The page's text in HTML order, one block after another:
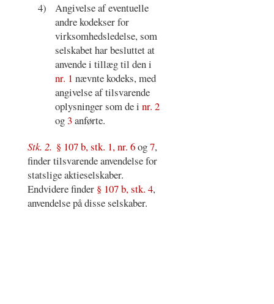
4)
Angivelse af eventuelle
andre kodekser for
virksomhedsledelse, som
selskabet har besluttet at
anvende i tillæg til den i
nr. 1 nævnte kodeks, med
angivelse af tilsvarende
oplysninger som de inr. 2
og3anførte.
Stk. 2. § 107 b, stk. 1, nr. 6og7,
finder tilsvarende anvendelse for
statslige aktieselskaber.
Endvidere finder § 107 b, stk. 4,
anvendelse på disse selskaber.